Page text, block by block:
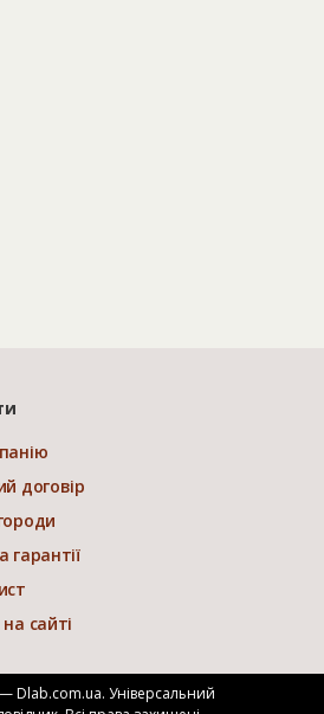
договір
гарантії
сайті
Dlab.com.ua. Універсальний